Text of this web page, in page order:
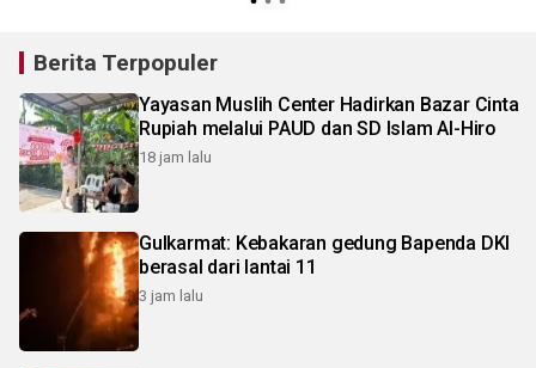
Berita Terpopuler
Yayasan Muslih Center Hadirkan Bazar Cinta
Rupiah melalui PAUD dan SD Islam Al-Hiro
18 jam lalu
Gulkarmat: Kebakaran gedung Bapenda DKI
berasal dari lantai 11
3 jam lalu